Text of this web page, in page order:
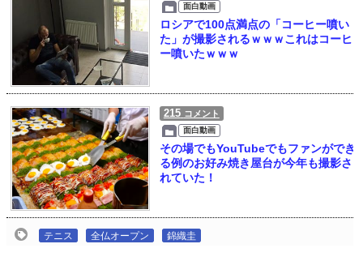
面白動画
ロシアで100点満点の「コーヒー噴い
た」が撮影されるｗｗｗこれはコーヒ
ー噴いたｗｗｗ
215 コメント
面白動画
その場でもYouTubeでもファンができ
る例のお好み焼き屋台が今年も撮影さ
れていた！
テニス 全仏オープン 錦織圭